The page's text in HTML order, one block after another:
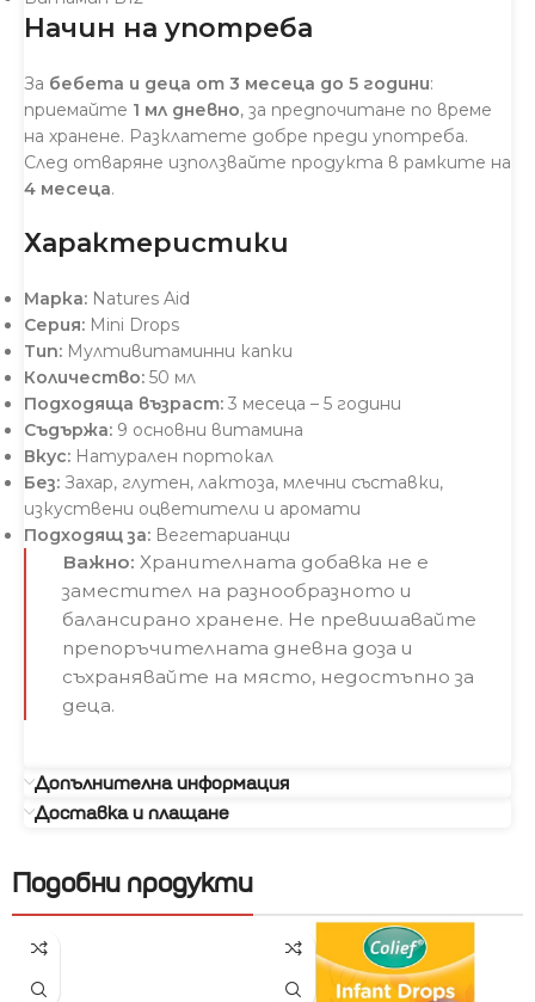
Начин на употреба
За бебета и деца от 3 месеца до 5 години:
приемайте 1 мл дневно, за предпочитане по време
на хранене. Разклатете добре преди употреба.
След отваряне използвайте продукта в рамките на
4 месеца.
Характеристики
Марка: Natures Aid
Серия: Mini Drops
Тип: Мултивитаминни капки
Количество: 50 мл
Подходяща възраст: 3 месеца – 5 години
Съдържа: 9 основни витамина
Вкус: Натурален портокал
Без: Захар, глутен, лактоза, млечни съставки,
изкуствени оцветители и аромати
Подходящ за: Вегетарианци
Важно: Хранителната добавка не е
заместител на разнообразното и
балансирано хранене. Не превишавайте
препоръчителната дневна доза и
съхранявайте на място, недостъпно за
деца.
Допълнителна информация
Доставка и плащане
Подобни продукти